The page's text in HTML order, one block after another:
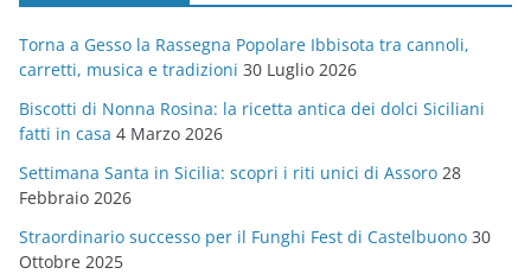
o
r
i
e
Torna a Gesso la Rassegna Popolare Ibbisota tra cannoli,
carretti, musica e tradizioni 30 Luglio 2026
Biscotti di Nonna Rosina: la ricetta antica dei dolci Siciliani
fatti in casa 4 Marzo 2026
Settimana Santa in Sicilia: scopri i riti unici di Assoro 28
Febbraio 2026
Straordinario successo per il Funghi Fest di Castelbuono 30
Ottobre 2025